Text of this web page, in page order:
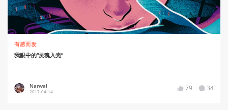
有感而发
我眼中的“灵魂入壳”
Narwal
2017-04-14 79 34